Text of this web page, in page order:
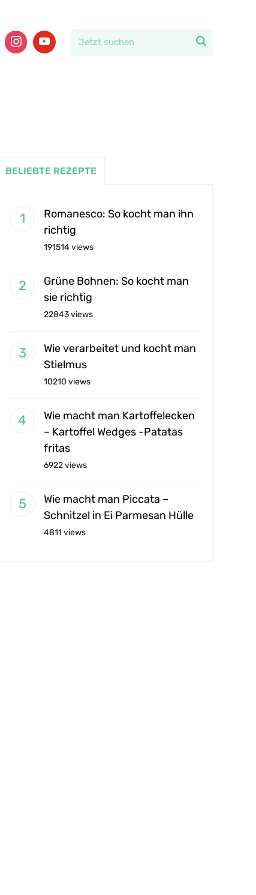

BELIEBTE REZEPTE
Romanesco: So kocht man ihn
richtig
191514 views
Grüne Bohnen: So kocht man
sie richtig
22843 views
Wie verarbeitet und kocht man
Stielmus
10210 views
Wie macht man Kartoffelecken
– Kartoffel Wedges -Patatas
fritas
6922 views
Wie macht man Piccata –
Schnitzel in Ei Parmesan Hülle
4811 views